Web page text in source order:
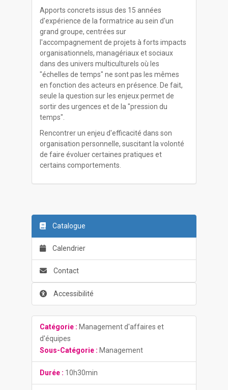
Apports concrets issus des 15 années
d'expérience de la formatrice au sein d'un
grand groupe, centrées sur
l'accompagnement de projets à forts impacts
organisationnels, managériaux et sociaux
dans des univers multiculturels où les
"échelles de temps" ne sont pas les mêmes
en fonction des acteurs en présence. De fait,
seule la question sur les enjeux permet de
sortir des urgences et de la "pression du
temps".
Rencontrer un enjeu d'efficacité dans son
organisation personnelle, suscitant la volonté
de faire évoluer certaines pratiques et
certains comportements.
Catalogue
Calendrier
Contact
Accessibilité
Catégorie : Management d'affaires et
d'équipes
Sous-Catégorie : Management
Durée : 10h30min